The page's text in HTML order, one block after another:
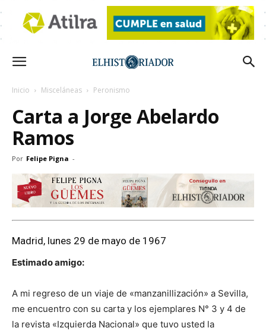
Inicio Misceláneas Peronismo
Carta a Jorge Abelardo
Ramos
Por Felipe Pigna -
Madrid, lunes 29 de mayo de 1967
Estimado amigo:
A mi regreso de un viaje de «manzanillización» a Sevilla,
me encuentro con su carta y los ejemplares N° 3 y 4 de
la revista «Izquierda Nacional» que tuvo usted la